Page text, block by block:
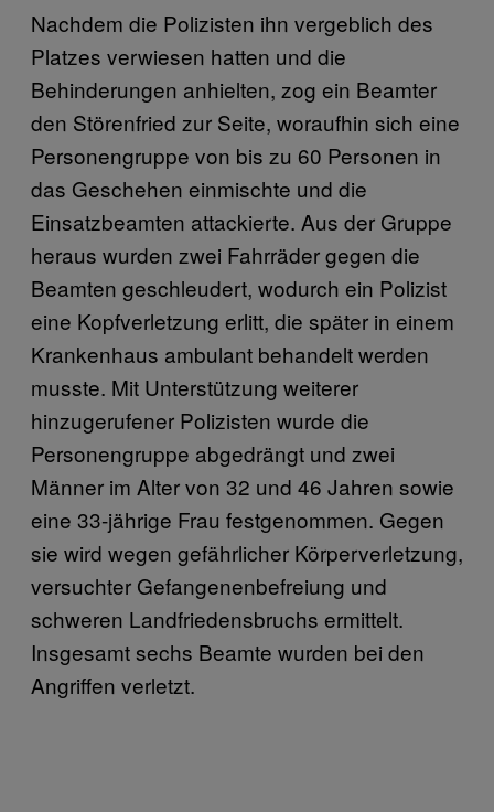
Nachdem die Polizisten ihn vergeblich des
Platzes verwiesen hatten und die
Behinderungen anhielten, zog ein Beamter
den Störenfried zur Seite, woraufhin sich eine
Personengruppe von bis zu 60 Personen in
das Geschehen einmischte und die
Einsatzbeamten attackierte. Aus der Gruppe
heraus wurden zwei Fahrräder gegen die
Beamten geschleudert, wodurch ein Polizist
eine Kopfverletzung erlitt, die später in einem
Krankenhaus ambulant behandelt werden
musste. Mit Unterstützung weiterer
hinzugerufener Polizisten wurde die
Personengruppe abgedrängt und zwei
Männer im Alter von 32 und 46 Jahren sowie
eine 33-jährige Frau festgenommen. Gegen
sie wird wegen gefährlicher Körperverletzung,
versuchter Gefangenenbefreiung und
schweren Landfriedensbruchs ermittelt.
Insgesamt sechs Beamte wurden bei den
Angriffen verletzt.